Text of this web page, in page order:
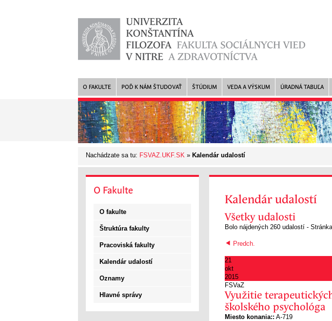
O FAKULTE POĎ K NÁM ŠTUDOVAŤ ŠTÚDIUM VEDA A VÝSKUM ÚRADNÁ TABUĽA
Nachádzate sa tu: FSVAZ.UKF.SK » Kalendár udalostí
O Fakulte
O fakulte
Štruktúra fakulty
Pracoviská fakulty
Kalendár udalostí
Oznamy
Hlavné správy
Kalendár udalostí
Všetky udalosti
Bolo nájdených 260 udalostí -
Predch.
21
okt
2015
FSVaZ
Využitie
školského psychológa
Miesto konania:: A-719